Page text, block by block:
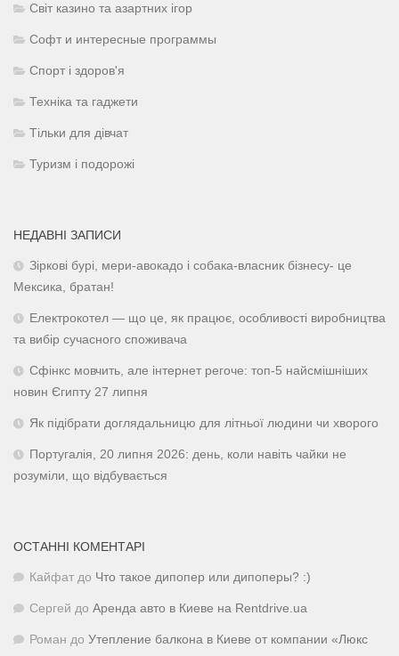
Світ казино та азартних ігор
Софт и интересные программы
Спорт і здоров'я
Техніка та гаджети
Тільки для дівчат
Туризм і подорожі
НЕДАВНІ ЗАПИСИ
Зіркові бурі, мери-авокадо і собака-власник бізнесу- це
Мексика, братан!
Електрокотел — що це, як працює, особливості виробництва
та вибір сучасного споживача
Сфінкс мовчить, але інтернет регоче: топ-5 найсмішніших
новин Єгипту 27 липня
Як підібрати доглядальницю для літньої людини чи хворого
Португалія, 20 липня 2026: день, коли навіть чайки не
розуміли, що відбувається
ОСТАННІ КОМЕНТАРІ
Кайфат до Что такое дипопер или дипоперы? :)
Сергей до Аренда авто в Киеве на Rentdrive.ua
Роман до Утепление балкона в Киеве от компании «Люкс